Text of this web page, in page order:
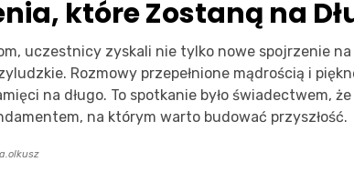
które Zostaną na
uczestnicy zyskali nie tylko nowe spojrzenie
Rozmowy przepełnione mądrością i
na długo. To spotkanie było świadectwem,
na którym warto budować przyszłość.